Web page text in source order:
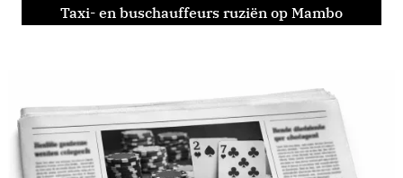
Taxi- en buschauffeurs ruziën op Mambo